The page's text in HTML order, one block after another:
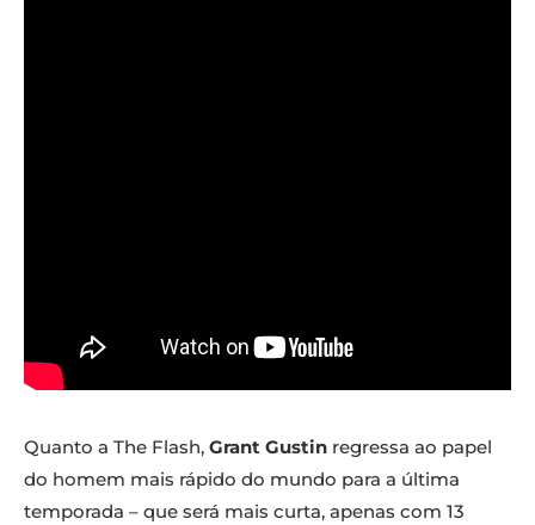
Quanto a The Flash, Grant Gustin regressa ao papel
do homem mais rápido do mundo para a última
temporada – que será mais curta, apenas com 13